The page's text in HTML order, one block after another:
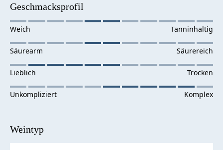
Geschmacksprofil
Weintyp